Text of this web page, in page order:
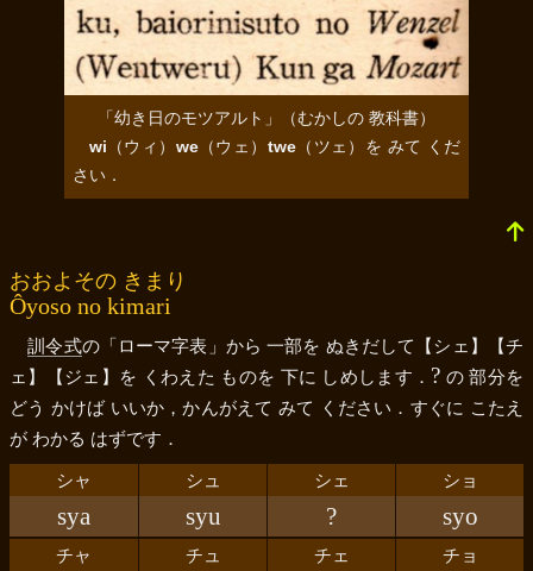
「幼き日のモツアルト」（むかしの 教科書）
wi （ ウィ ） we（ ウェ ） twe（ ツェ ）を みて くだ
さい．
おおよその きまり
Ôyoso no kimari
訓令式の「ローマ字表」から 一部を ぬきだして 【シェ】
【チ
ェ】
【ジェ】 を くわえた ものを 下に しめします． ? の 部分を
どう かけば いいか，かんがえて みて ください．すぐに こたえ
が わかる はずです．
シャ シュ シェ ショ
sya syu ? syo
チャ チュ チェ チョ